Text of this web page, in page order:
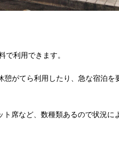
利用できます。
がてら利用したり、急な宿泊を
席など、数種類あるので状況に